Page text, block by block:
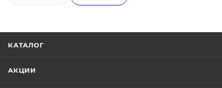
КАТАЛОГ
АКЦИИ